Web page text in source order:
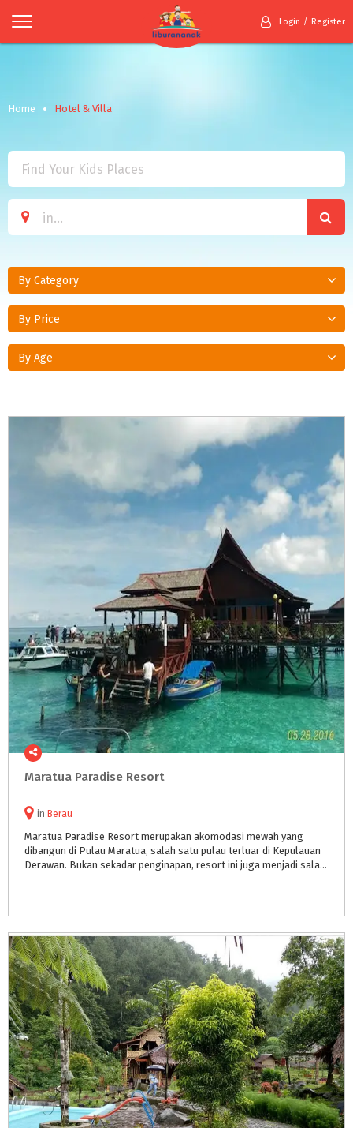
Login Register
Home Hotel & Villa
By Category
By Price
By Age
Maratua Paradise Resort
in Berau
Maratua Paradise Resort merupakan akomodasi mewah yang
dibangun di Pulau Maratua, salah satu pulau terluar di Kepulauan
Derawan. Bukan sekadar penginapan, resort ini juga menjadi salah satu ikon pariwisata populer di Kepulauan Derawan.